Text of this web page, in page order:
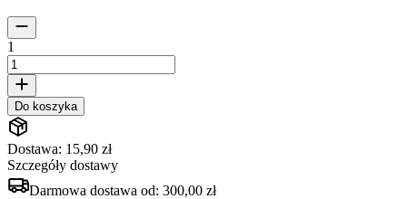
1
Do koszyka
Dostawa: 15,90 zł
Szczegóły dostawy
Darmowa dostawa od: 300,00 zł